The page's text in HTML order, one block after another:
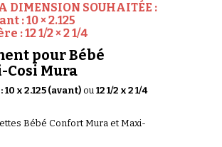
DIMENSION SOUHAITÉE :
:10 × 2.125
:12 1/2 × 2 1/4
pour Bébé
Cosi Mura
10 x 2.125 (avant) ou 12 1/2 x 2 1/4
Bébé Confort Mura et Maxi-